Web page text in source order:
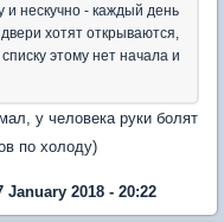
и нескучно - каждый день
хотят открываются,
этому нет начала и
у человека руки болят
по холоду)
2018 - 20:22